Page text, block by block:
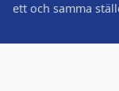
ett och samma